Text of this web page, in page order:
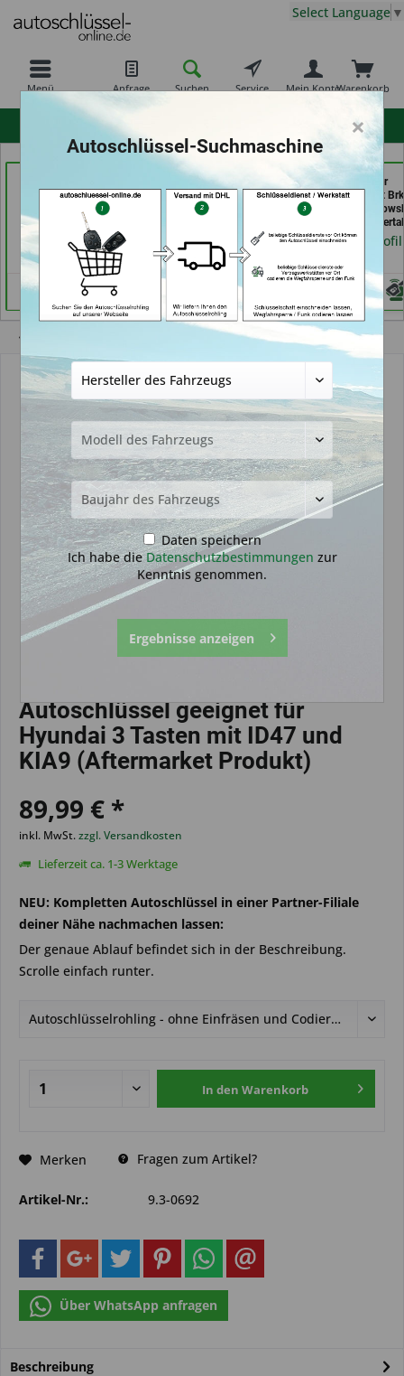
Menü Anfrage Suchen Service Warenkorb
Mein Konto
Select Language ▼
Frankfurt (in Frankfurt
am Main)
Händlerprofil
Service Punkt (in
Bremen)
Händlerprofil
Bergischer
Schlüsseldienst
Brkic &
GbR (in
Händlerprofil
Autoschlüssel geeignet für
Hyundai 3 Tasten mit ID47 und
KIA9 (Aftermarket Produkt)
89,99 € *
inkl. MwSt.zzgl. Versandkosten
Lieferzeit ca. 1-3 Werktage
NEU: Kompletten Autoschlüssel in einer Partner-Filiale
deiner Nähe nachmachen lassen:
Der genaue Ablauf befindet sich in der Beschreibung.
Scrolle einfach runter.
In den Warenkorb
Merken Fragen zum Artikel?
Artikel-Nr.: 9.3-0692
Über WhatsApp anfragen
Beschreibung
×
Autoschlüssel-Suchmaschine
Daten speichern
Ich habe dieDatenschutzbestimmungen zur
Kenntnis genommen.
Ergebnisse anzeigen